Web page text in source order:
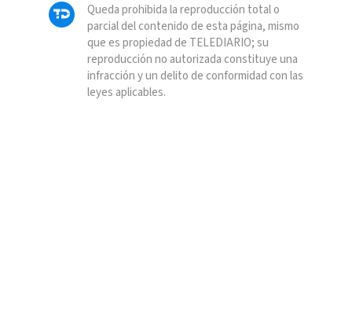
Queda prohibida la reproducción total o
parcial del contenido de esta página, mismo
que es propiedad de TELEDIARIO; su
reproducción no autorizada constituye una
infracción y un delito de conformidad con las
leyes aplicables.